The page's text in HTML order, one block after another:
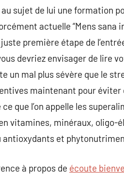
sujet de lui une formation
actuelle “Mens sana
première étape de
devriez envisager de lire
un mal plus sévère que le
maintenant pour
que l’on appelle les
vitamines, minéraux, oligo-
antioxydants et
à propos de écoute